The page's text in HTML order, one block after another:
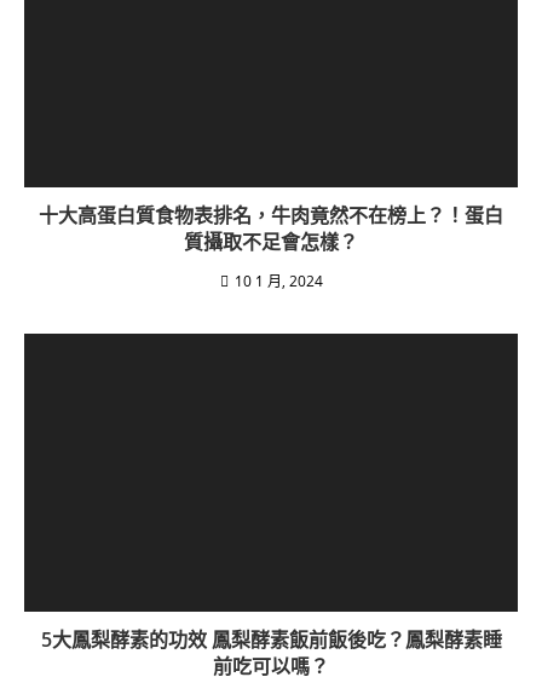
十大高蛋白質食物表排名，牛肉竟然不在榜上？！蛋白
質攝取不足會怎樣？
10 1 月, 2024
5大鳳梨酵素的功效 鳳梨酵素飯前飯後吃？鳳梨酵素睡
前吃可以嗎？